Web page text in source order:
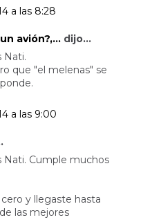
a las 8:28
avión?,... dijo...
Nati.
que "el melenas" se
a las 9:00
Nati. Cumple muchos
y llegaste hasta
las mejores